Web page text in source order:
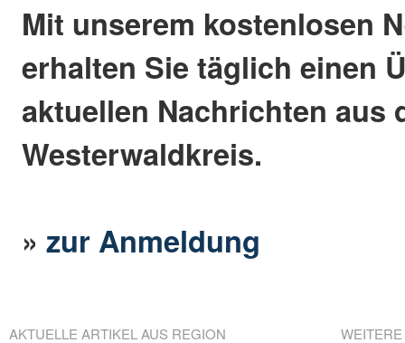
Mit unserem kostenlosen
erhalten Sie täglich einen
aktuellen Nachrichten aus
Westerwaldkreis.
»zur Anmeldung
AKTUELLE ARTIKEL AUS REGION